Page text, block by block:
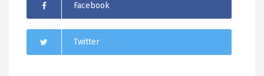
Facebook
Twitter